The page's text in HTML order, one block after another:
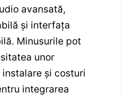
avansată,
și interfața
Minusurile pot
unor
și costuri
integrarea